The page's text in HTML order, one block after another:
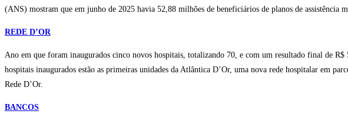
(ANS) mostram que em junho de 2025 havia 52,88 milhões de beneficiários de planos de
REDE D’OR
Ano em que foram inaugurados cinco novos hospitais, totalizando 70, e com um resultado final de
hospitais inaugurados estão as primeiras unidades da Atlântica D’Or, uma nova rede hospitalar em
Rede D’Or.
BANCOS